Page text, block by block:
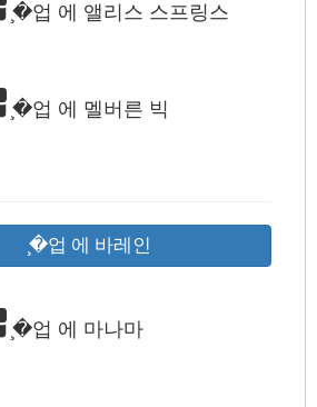
̧�업 에 앨리스 스프링스
̧�업 에 멜버른 빅
̧�업 에 바레인
̧�업 에 마나마